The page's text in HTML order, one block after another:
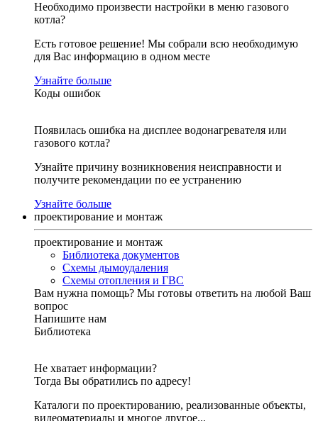
Необходимо произвести настройки в меню газового
котла?
Есть готовое решение! Мы собрали всю необходимую
для Вас информацию в одном месте
Узнайте больше
Коды ошибок
Появилась ошибка на дисплее водонагревателя или
газового котла?
Узнайте причину возникновения неисправности и
получите рекомендации по ее устранению
Узнайте больше
проектирование и монтаж
проектирование и монтаж
Библиотека документов
Схемы дымоудаления
Схемы отопления и ГВС
Вам нужна помощь? Мы готовы ответить на любой Ваш
вопрос
Напишите нам
Библиотека
Не хватает информации?
Тогда Вы обратились по адресу!
Каталоги по проектированию, реализованные объекты,
видеоматериалы и многое другое...